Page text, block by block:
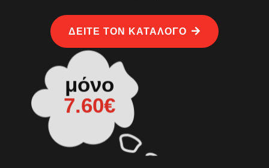
ΔΕΙΤΕ ΤΟΝ ΚΑΤΑΛΟΓΟ
μόνο
7.60€